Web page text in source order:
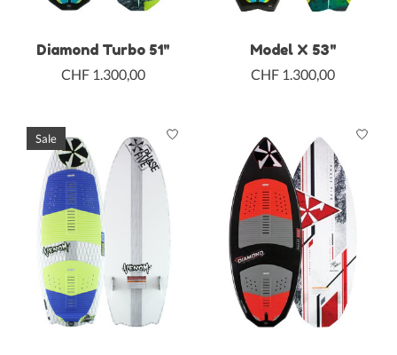
Diamond Turbo 51"
CHF 1.300,00
Model X 53"
CHF 1.300,00
Sale